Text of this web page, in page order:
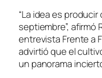
“La idea es
septiembre”, afirmó
entrevista Frente a
advirtió que el
un panorama